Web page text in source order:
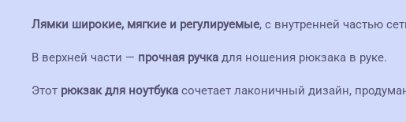
Лямки широкие, мягкие и регулируемые, с внутренней частью
В верхней части — прочная ручка для ношения рюкзака в руке.
Этот рюкзак для ноутбука сочетает лаконичный дизайн,